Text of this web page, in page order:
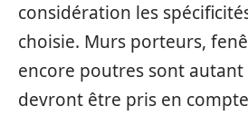
considération les
choisie. Murs porteurs,
encore poutres sont autant
devront être pris en